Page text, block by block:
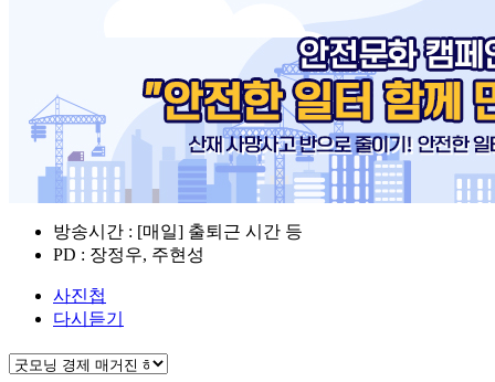
방송시간 : [매일] 출퇴근 시간 등
PD : 장정우, 주현성
사진첩
다시듣기